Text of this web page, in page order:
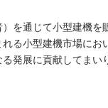
を通じて小型建機
る小型建機市場に
発展に貢献してまい